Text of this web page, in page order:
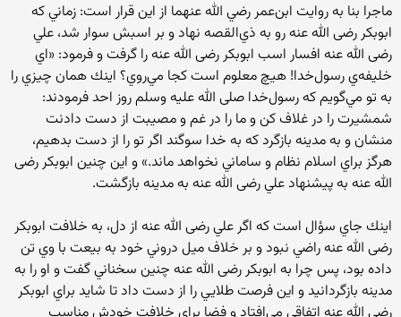
ماجرا بنا به روايت ابن‌عمر رضي الله عنهما از اين قرار است: زماني كه
ابوبكر رضی الله عنه رو به ذي‌القصه نهاد و بر اسبش سوار شد، علي
رضی الله عنه افسار اسب ابوبكر رضی الله عنه را گرفت و فرمود: «اي
خليفه‌ي رسول‌خدا! هيچ معلوم است كجا مي‌روي؟ اينك همان چيزي را
به تو مي‌گويم كه رسول‌خدا صلی الله علیه وسلم روز احد فرمودند:
شمشيرت را در غلاف كن و ما را در غم و مصيبت از دست دادنت
منشان و به مدينه بازگرد كه به خدا سوگند اگر تو را از دست بدهيم،
هرگز براي اسلام نظام و ساماني نخواهد ماند.» و اين چنين ابوبكر رضی
الله عنه به پيشنهاد علي رضی الله عنه به مدينه بازگشت.
اينك جاي سؤال است كه اگر علي رضی الله عنه از دل، به خلافت ابوبكر
رضی الله عنه راضي نبود و بر خلاف ميل دروني خود به بيعت با وي تن
داده بود، پس چرا به ابوبكر رضی الله عنه چنين سخناني گفت و او را به
مدينه بازگردانيد و اين فرصت طلايي را از دست داد تا شايد براي ابوبكر